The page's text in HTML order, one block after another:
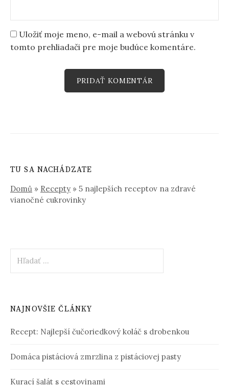
Uložiť moje meno, e-mail a webovú stránku v
tomto prehliadači pre moje budúce komentáre.
TU SA NACHÁDZATE
Domů » Recepty » 5 najlepších receptov na zdravé
vianočné cukrovinky
NAJNOVŠIE ČLÁNKY
Recept: Najlepší čučoriedkový koláč s drobenkou
Domáca pistáciová zmrzlina z pistáciovej pasty
Kurací šalát s cestovinami